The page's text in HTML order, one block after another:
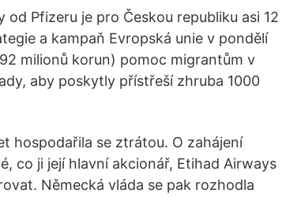
Pfizeru je pro Českou republiku asi 12
a kampaň Evropská unie v pondělí
milionů korun) pomoc migrantům v
aby poskytly přístřeší zhruba 1000
hospodařila se ztrátou. O zahájení
co ji její hlavní akcionář, Etihad Airways
Německá vláda se pak rozhodla